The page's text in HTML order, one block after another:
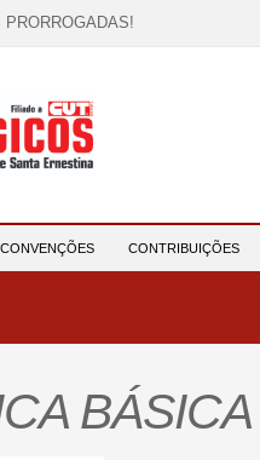
na descrição!
HORA DE UNIÃO E
CONTRIBUIÇÕES
BÁSICA